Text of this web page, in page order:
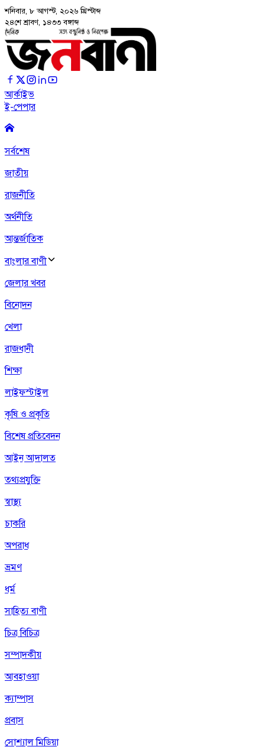
শনিবার, ৮ আগস্ট, ২০২৬ খ্রিস্টাব্দ
২৪শে শ্রাবণ, ১৪৩৩ বঙ্গাব্দ
আর্কাইভ
ই-পেপার
সর্বশেষ
জাতীয়
রাজনীতি
অর্থনীতি
আন্তর্জাতিক
বাংলার বাণী
জেলার খবর
বিনোদন
খেলা
রাজধানী
শিক্ষা
লাইফস্টাইল
কৃষি ও প্রকৃতি
বিশেষ প্রতিবেদন
আইন আদালত
তথ্যপ্রযুক্তি
স্বাস্থ্য
চাকরি
অপরাধ
ভ্রমণ
ধর্ম
সাহিত্য বাণী
চিত্র বিচিত্র
সম্পাদকীয়
আবহাওয়া
ক্যাম্পাস
প্রবাস
সোশ্যাল মিডিয়া